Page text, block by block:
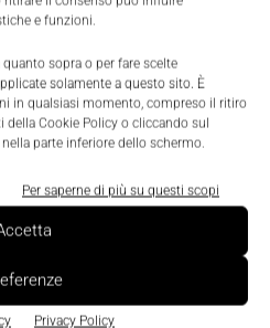
e funzioni.
sopra o per fare scelte
solamente a questo sito. È
in qualsiasi momento, compreso il ritiro
Cookie Policy o cliccando sul
parte inferiore dello schermo.
Per saperne di più su questi scopi
Privacy Policy